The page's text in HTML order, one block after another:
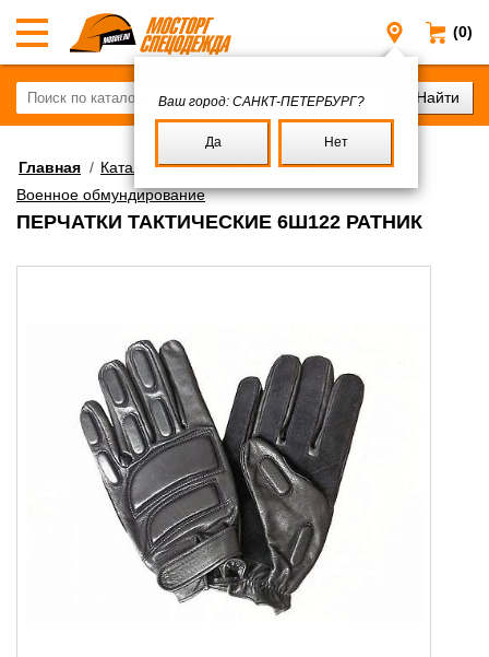
(0)
Санкт-
Ваш город: САНКТ-ПЕТЕРБУРГ?
Да Нет
Главная / Каталог/Военное имущество/
Военное обмундирование
ПЕРЧАТКИ ТАКТИЧЕСКИЕ 6Ш122 РАТНИК